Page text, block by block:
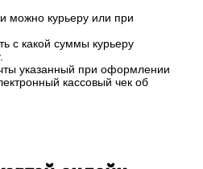
можно курьеру или при
с какой суммы курьеру
указанный при оформлении
кассовый чек об